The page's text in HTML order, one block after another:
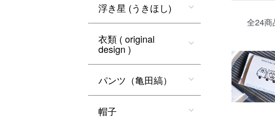
全24商
浮き星 (うきほし)
衣類 ( original
design )
パンツ（亀田縞）
帽子